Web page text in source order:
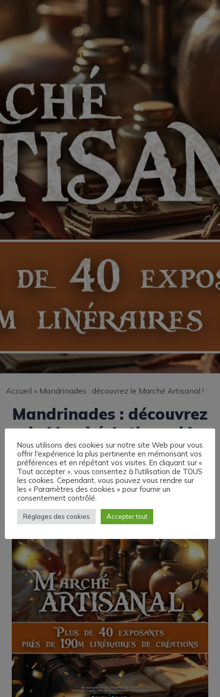
Accueil » Mandrinades : découvrez le Marché Artisanal !
Mandrinades : découvrez
le Marché Artisanal !
Nous utilisons des cookies sur notre site Web pour vous
offrir l'expérience la plus pertinente en mémorisant vos
préférences et en répétant vos visites. En cliquant sur «
Tout accepter », vous consentez à l'utilisation de TOUS
les cookies. Cependant, vous pouvez vous rendre sur
les « Paramètres des cookies » pour fournir un
consentement contrôlé.
Réglages des cookies Accepter tout